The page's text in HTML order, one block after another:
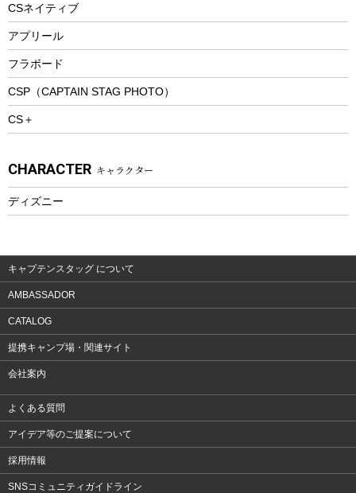
トレッキング
トレッキングアクセサリー
プレイグッズ
ウェルネス
ウェア、タオル
ウェア
CSネイティブ
アプリール
フラボード
CSP（CAPTAIN STAG PHOTO）
CS＋
CHARACTER キャラクター
ディズニー
キャプテンスタッグ について
AMBASSADOR
CATALOG
提携キャンプ場・関連サイト
会社案内
よくある質問
アイデア等のご提案について
採用情報
SNSコミュニティガイドライン